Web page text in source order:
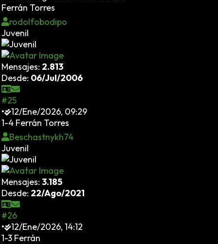
Ferrán Torres
rodolfobodipo
Juvenil
Mensajes: 2.813
Desde: 06/Jul/2006
#25
•
12/Ene/2026, 09:29
1-4 Ferrán Torres
Beschastnykh74
Juvenil
Mensajes: 3.185
Desde: 22/Ago/2021
#26
•
12/Ene/2026, 14:12
1-3 Ferrán